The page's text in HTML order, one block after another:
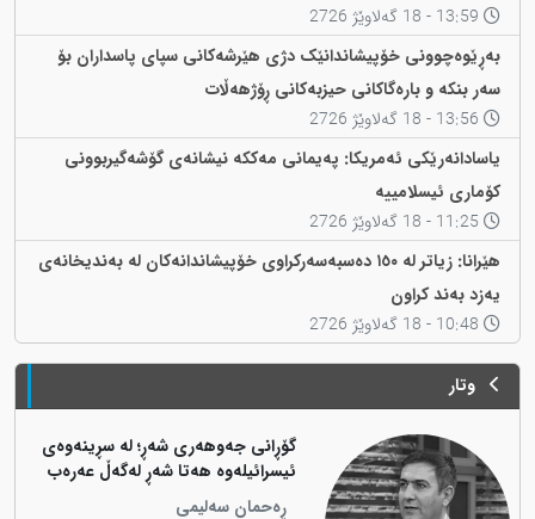
بەڕێوەچوونی خۆپیشاندانێک دژی هێرشەکانی سپای پاسداران بۆ
سەر بنکە و بارەگاکانی حیزبەکانی ڕۆژهەڵات
یاسادانەرێکی ئەمریکا: پەیمانی مەککە نیشانەی گۆشەگیربوونی
کۆماری ئیسلامییە
هێرانا: زیاتر لە ١٥٠ دەسبەسەرکراوی خۆپیشاندانەکان لە بەندیخانەی
یەزد بەند کراون
وتار
گۆڕانی جەوهەری شەڕ؛ لە سڕینەوەی
ئیسرائیلەوە هەتا شەڕ لەگەڵ عەرەب
ڕەحمان سەلیمی